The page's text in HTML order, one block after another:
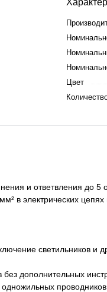
Цвет
и ответвления до
в электрических
светильников и
дополнительных